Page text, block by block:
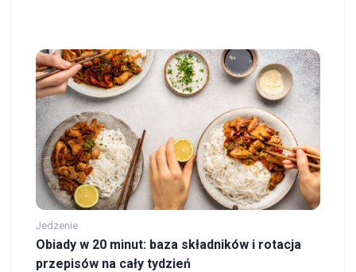
Jedzenie
Obiady w 20 minut: baza składników i rotacja
przepisów na cały tydzień